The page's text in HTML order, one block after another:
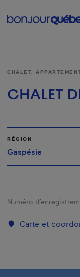
CHALET,
CHALET
RÉGION
Gaspésie
Numéro
Carte et